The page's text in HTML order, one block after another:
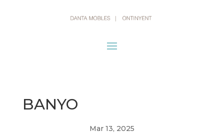
BANYO
Mar 13, 2025